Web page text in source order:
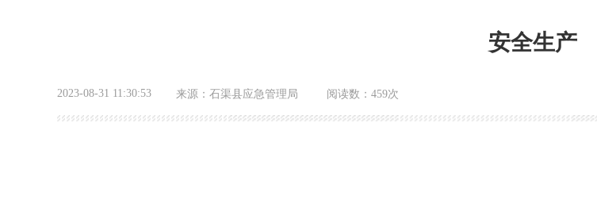
安全生产
2023-08-31 11:30:53 来源： 石渠县应急管理局 阅读数： 459次